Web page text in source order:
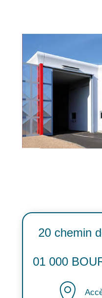
20 chemin
01 000